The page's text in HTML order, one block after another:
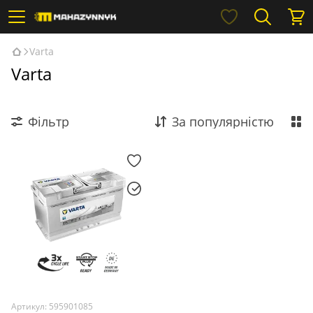
Varta
Varta
Фільтр За популярністю
Артикул: 595901085